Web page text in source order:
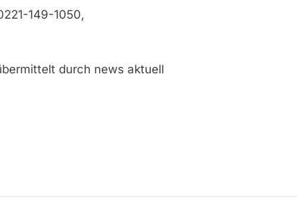
149-1050,
durch news aktuell